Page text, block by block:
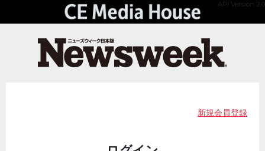
API Version 2.0
新規会員登録